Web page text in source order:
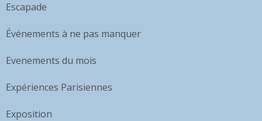
Escapade
Événements à ne pas manquer
Evenements du mois
Expériences Parisiennes
Exposition